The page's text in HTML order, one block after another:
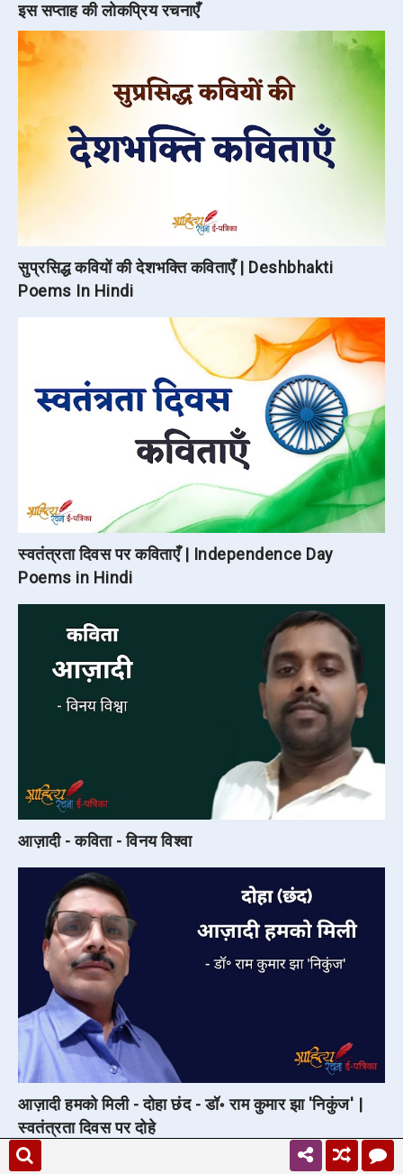
इस सप्ताह की लोकप्रिय रचनाएँ
सुप्रसिद्ध कवियों की देशभक्ति कविताएँ | Deshbhakti
Poems In Hindi
स्वतंत्रता दिवस पर कविताएँ | Independence Day
Poems in Hindi
आज़ादी - कविता - विनय विश्वा
आज़ादी हमको मिली - दोहा छंद - डॉ॰ राम कुमार झा 'निकुंज' |
स्वतंत्रता दिवस पर दोहे